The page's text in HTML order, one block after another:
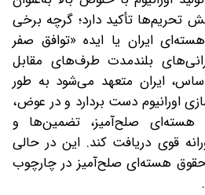
تحریم‌ها تأکید دارد؛ گرچه برخی
ایران یا ایده «توافق صفر
بلندمدت طرف‌های مقابل
ایران متعهد می‌شود به طور
اورانیوم دست بردارد و در عوض،
هسته‌ای صلح‌آمیز، تضمین‌ها و
قوی دریافت کند. این در حالی
هسته‌ای صلح‌آمیز در چارچوب